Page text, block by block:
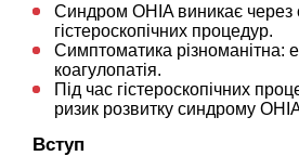
Синдром OHIA виникає через
гістероскопічних процедур.
Симптоматика різноманітна:
коагулопатія.
Під час гістероскопічних
ризик розвитку синдрому
Вступ